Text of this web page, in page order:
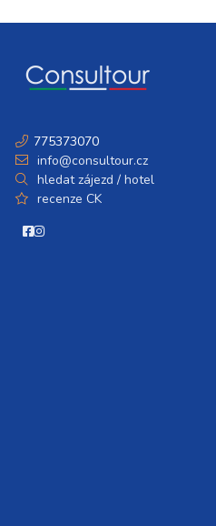
775373070
info@consultour.cz
hledat zájezd / hotel
recenze CK